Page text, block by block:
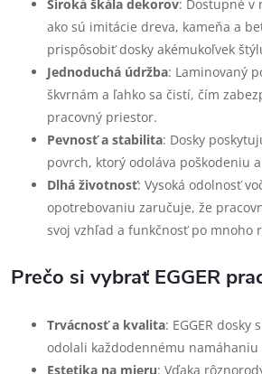
Široká škála dekorov: Dostupné v
ako sú imitácie dreva, kameňa a
prispôsobiť dosky akémukoľvek
Jednoduchá údržba: Laminovaný
škvrnám a ľahko sa čistí, čím
pracovný priestor.
Pevnosť a stabilita: Dosky
povrch, ktorý odoláva poškodeniu
Dlhá životnosť: Vysoká odolnosť
opotrebovaniu zaručuje, že
svoj vzhľad a funkčnosť po mnoho
Prečo si vybrať EGGER
Trvácnosť a kvalita: EGGER
odolali každodennému
Estetika na mieru: Vďaka